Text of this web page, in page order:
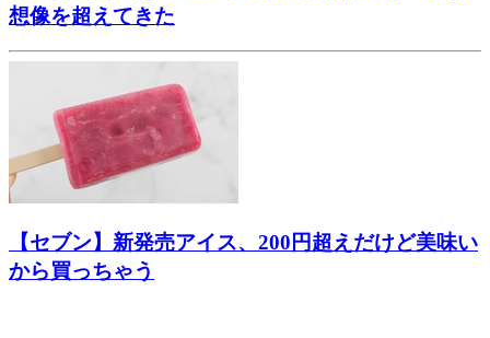
想像を超えてきた
【セブン】新発売アイス、200円超えだけど美味い
から買っちゃう